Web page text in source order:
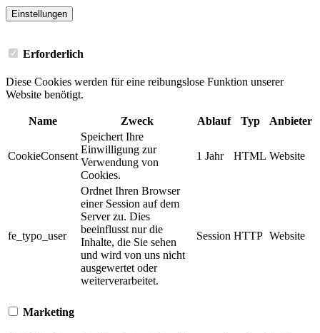
Einstellungen
Erforderlich
Diese Cookies werden für eine reibungslose Funktion unserer
Website benötigt.
Name Zweck Ablauf Typ Anbieter
CookieConsent
Speichert Ihre
Einwilligung zur
Verwendung von
Cookies.
1 Jahr HTML Website
fe_typo_user
Ordnet Ihren Browser
einer Session auf dem
Server zu. Dies
beeinflusst nur die
Inhalte, die Sie sehen
und wird von uns nicht
ausgewertet oder
weiterverarbeitet.
Session HTTP Website
Marketing